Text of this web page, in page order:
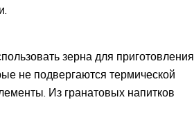
зерна для приготовления
не подвергаются термической
Из гранатовых напитков